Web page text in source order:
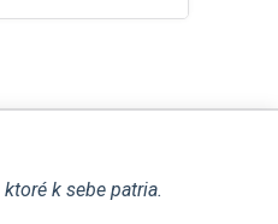
k sebe patria.